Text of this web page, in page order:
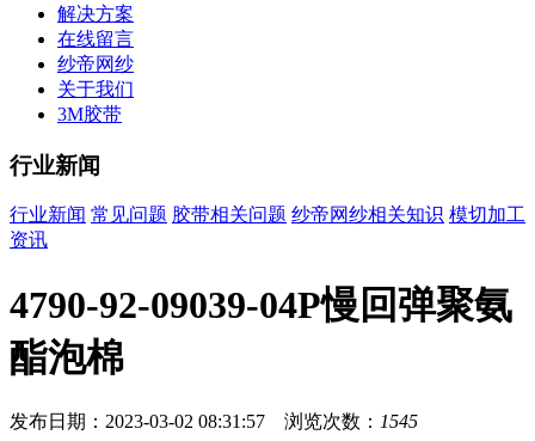
解决方案
在线留言
纱帝网纱
关于我们
3M胶带
行业新闻
行业新闻 常见问题 胶带相关问题 纱帝网纱相关知识 模切加工
资讯
4790-92-09039-04P慢回弹聚氨
酯泡棉
发布日期：2023-03-02 08:31:57 浏览次数： 1545